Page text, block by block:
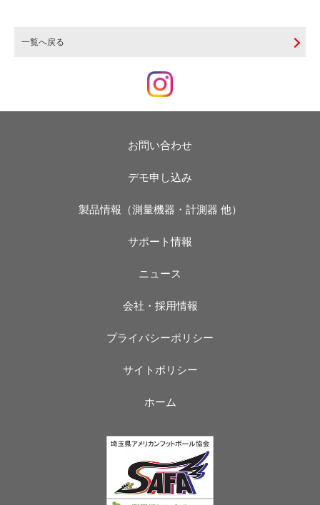
一覧へ戻る
お問い合わせ
デモ申し込み
製品情報（測量機器・計測器 他）
サポート情報
ニュース
会社・採用情報
プライバシーポリシー
サイトポリシー
ホーム